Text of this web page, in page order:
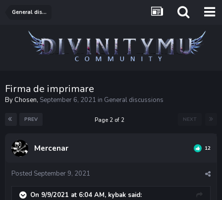
General discussions
Firma de imprimare
By Chosen, September 6, 2021 in General discussions
PREV NEXT
Page 2 of 2
Mercenar 12
Posted September 9, 2021
On 9/9/2021 at 6:04 AM, kybak said: